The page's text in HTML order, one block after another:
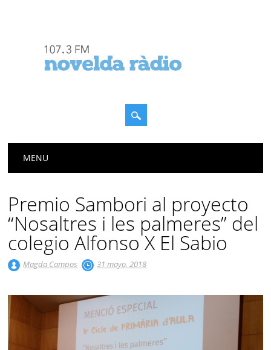
Menú principal
MENU
Premio Sambori al proyecto
“Nosaltres i les palmeres” del
colegio Alfonso X El Sabio
Magda Campos 31 mayo, 2018